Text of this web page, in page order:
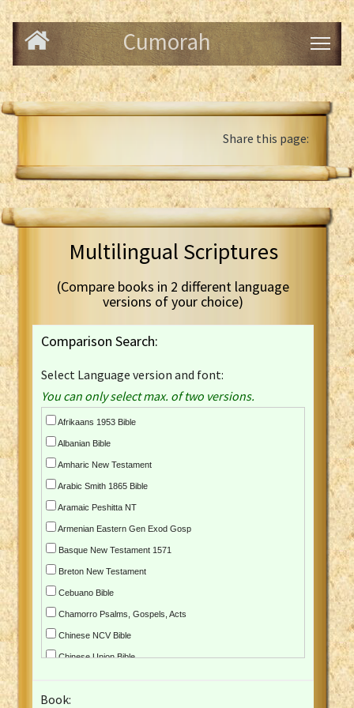
Cumorah
Share this page:
Multilingual Scriptures
(Compare books in 2 different language
versions of your choice)
Comparison Search:
Select Language version and font:
You can only select max. of two versions.
Afrikaans 1953 Bible
Albanian Bible
Amharic New Testament
Arabic Smith 1865 Bible
Aramaic Peshitta NT
Armenian Eastern Gen Exod Gosp
Basque New Testament 1571
Breton New Testament
Cebuano Bible
Chamorro Psalms, Gospels, Acts
Chinese NCV Bible
Chinese Union Bible
Czech Kralicka Bible
Book: